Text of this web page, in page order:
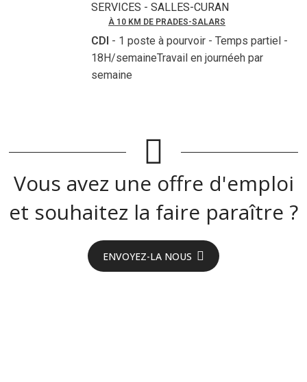
SERVICES - SALLES-CURAN
À 10 KM DE PRADES-SALARS
CDI - 1 poste à pourvoir - Temps partiel -
18H/semaineTravail en journéeh par
semaine
Vous avez une offre d'emploi
et souhaitez la faire paraître ?
ENVOYEZ-LA NOUS